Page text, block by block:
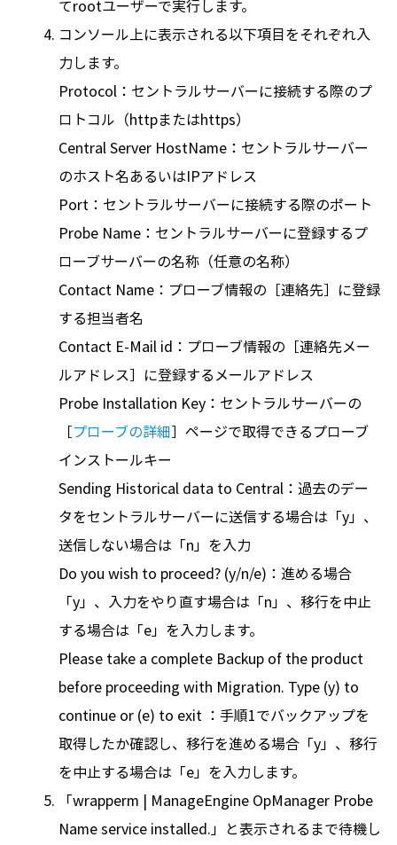
てrootユーザーで実行します。
コンソール上に表示される以下項目をそれぞれ入
力します。
Protocol：セントラルサーバーに接続する際のプ
ロトコル（httpまたはhttps）
Central Server HostName：セントラルサーバー
のホスト名あるいはIPアドレス
Port：セントラルサーバーに接続する際のポート
Probe Name：セントラルサーバーに登録するプ
ローブサーバーの名称（任意の名称）
Contact Name：プローブ情報の［連絡先］に登録
する担当者名
Contact E-Mail id：プローブ情報の［連絡先メー
ルアドレス］に登録するメールアドレス
Probe Installation Key：セントラルサーバーの
［プローブの詳細］ページで取得できるプローブ
インストールキー
Sending Historical data to Central：過去のデー
タをセントラルサーバーに送信する場合は「y」、
送信しない場合は「n」を入力
Do you wish to proceed? (y/n/e)：進める場合
「y」、入力をやり直す場合は「n」、移行を中止
する場合は「e」を入力します。
Please take a complete Backup of the product
before proceeding with Migration. Type (y) to
continue or (e) to exit ：手順1でバックアップを
取得したか確認し、移行を進める場合「y」、移行
を中止する場合は「e」を入力します。
「wrapperm | ManageEngine OpManager Probe
Name service installed.」と表示されるまで待機し